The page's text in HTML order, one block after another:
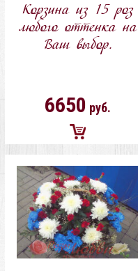
Корзина из 15 роз
любого оттенка на
Ваш выбор.
6650 руб.
Добавить
в
корзину